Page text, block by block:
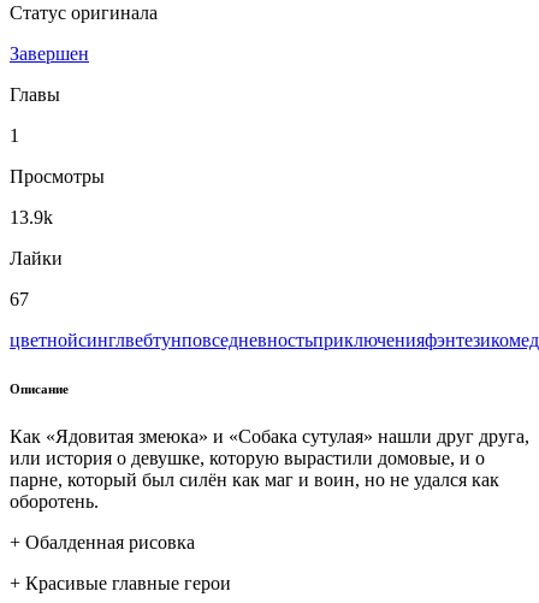
Статус оригинала
Завершен
Главы
1
Просмотры
13.9k
Лайки
67
цветнойсинглвeбтунповседневностьприключенияфэнтези
Описание
Как «Ядовитая змеюка» и «Собака сутулая» нашли друг друга,
или история о девушке, которую вырастили домовые, и о
парне, который был силён как маг и воин, но не удался как
оборотень.
+ Обалденная рисовка
+ Красивые главные герои